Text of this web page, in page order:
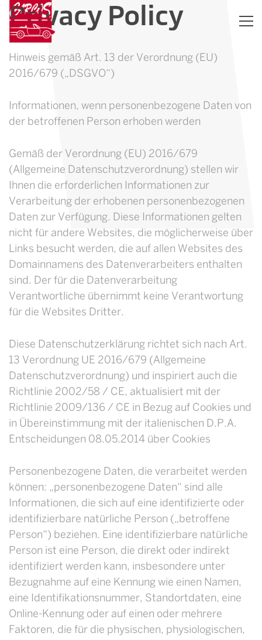
Privacy Policy
Hinweis gemäß Art. 13 der Verordnung (EU)
2016/679 („DSGVO“)
Informationen, wenn personenbezogene Daten von
der betroffenen Person erhoben werden
Gemäß der Verordnung (EU) 2016/679
(Allgemeine Datenschutzverordnung) stellen wir
Ihnen die erforderlichen Informationen zur
Verarbeitung der erhobenen personenbezogenen
Daten zur Verfügung. Diese Informationen gelten
nicht für andere Websites, die möglicherweise über
Links besucht werden, die auf allen Websites des
Domainnamens des Datenverarbeiters enthalten
sind. Der für die Datenverarbeitung
Verantwortliche übernimmt keine Verantwortung
für die Websites Dritter.
Diese Datenschutzerklärung richtet sich nach Art.
13 Verordnung UE 2016/679 (Allgemeine
Datenschutzverordnung) und inspiriert auch die
Richtlinie 2002/58 / CE, aktualisiert mit der
Richtlinie 2009/136 / CE in Bezug auf Cookies und
in Übereinstimmung mit der italienischen D.P.A.
Entscheidungen 08.05.2014 über Cookies
Personenbezogene Daten, die verarbeitet werden
können: „personenbezogene Daten“ sind alle
Informationen, die sich auf eine identifizierte oder
identifizierbare natürliche Person („betroffene
Person“) beziehen. Eine identifizierbare natürliche
Person ist eine Person, die direkt oder indirekt
identifiziert werden kann, insbesondere unter
Bezugnahme auf eine Kennung wie einen Namen,
eine Identifikationsnummer, Standortdaten, eine
Online-Kennung oder auf einen oder mehrere
Faktoren, die für die physischen, physiologischen,